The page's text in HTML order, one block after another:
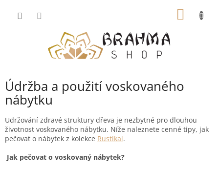
Údržba a použití voskovaného
nábytku
Udržování zdravé struktury dřeva je nezbytné pro dlouhou
životnost voskovaného nábytku. Níže naleznete cenné tipy, jak
pečovat o nábytek z kolekce Rustikal.
Jak pečovat o voskovaný nábytek?